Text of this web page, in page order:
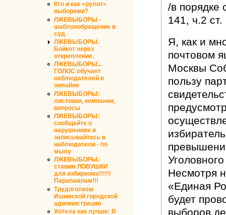
Кто и как «рулит»
выборами?
ЛЖЕВЫБОРЫ -
шаблонобращение в
суд
ЛЖЕВЫБОРЫ.
Бойкот через
открепление.
ЛЖЕВЫБОРЫ...
ГОЛОС обучает
наблюдателей в
онлайне
ЛЖЕВЫБОРЫ:
листовки, компании,
вопросы
ЛЖЕВЫБОРЫ:
сообщайте о
нарушениях и
записывайтесь в
наблюдатели - по
мылу
ЛЖЕВЫБОРЫ:
ставим ЛОВУШКИ
для избиркома!!!!!!
Парапампам!!!
Трудоголизм
Ишимской городской
администрации
Хотела как лучше: В
/в порядке
141, ч.2
Я, как и
почтовом
Москвы
пользу
Несмотря
«Единая
будет
выборов